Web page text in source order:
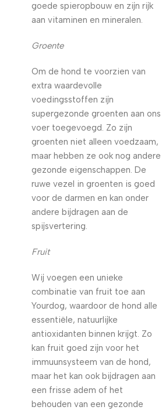
goede spieropbouw en zijn rijk
aan vitaminen en mineralen.
Groente
Om de hond te voorzien van
extra waardevolle
voedingsstoffen zijn
supergezonde groenten aan ons
voer toegevoegd. Zo zijn
groenten niet alleen voedzaam,
maar hebben ze ook nog andere
gezonde eigenschappen. De
ruwe vezel in groenten is goed
voor de darmen en kan onder
andere bijdragen aan de
spijsvertering.
Fruit
Wij voegen een unieke
combinatie van fruit toe aan
Yourdog, waardoor de hond alle
essentiële, natuurlijke
antioxidanten binnen krijgt. Zo
kan fruit goed zijn voor het
immuunsysteem van de hond,
maar het kan ook bijdragen aan
een frisse adem of het
behouden van een gezonde